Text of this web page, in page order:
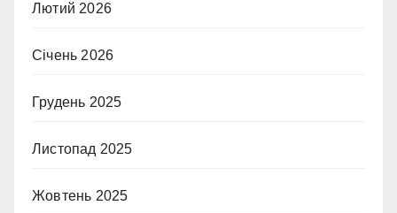
Лютий 2026
Січень 2026
Грудень 2025
Листопад 2025
Жовтень 2025